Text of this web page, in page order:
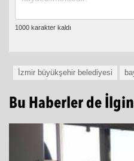
İzmir büyükşehir belediyesi
Bu Haberler de